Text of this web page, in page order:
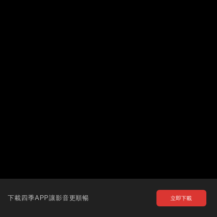
下載四季APP讓影音更順暢 立即下載